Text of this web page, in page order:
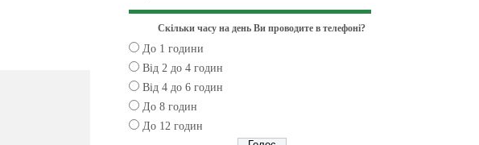
Скільки часу на день Ви проводите в телефоні?
До 1 години
Від 2 до 4 годин
Від 4 до 6 годин
До 8 годин
До 12 годин